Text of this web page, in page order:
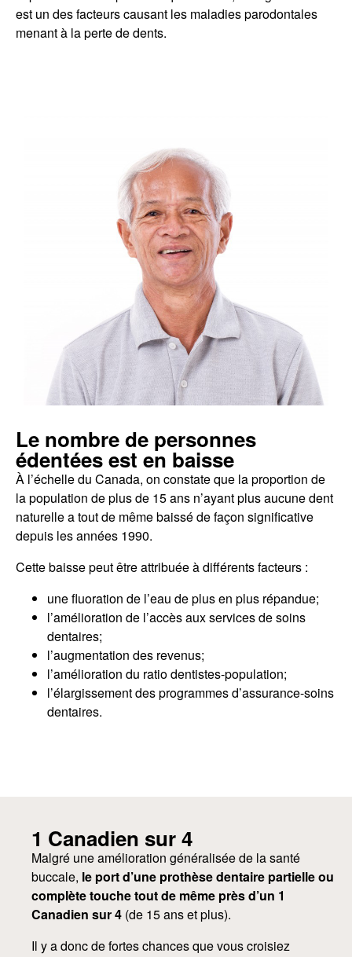
est un des facteurs causant les maladies parodontales
menant à la perte de dents.
Le nombre de personnes
édentées est en baisse
À l’échelle du Canada, on constate que la proportion de
la population de plus de 15 ans n’ayant plus aucune dent
naturelle a tout de même baissé de façon significative
depuis les années 1990.
Cette baisse peut être attribuée à différents facteurs :
une fluoration de l’eau de plus en plus répandue;
l’amélioration de l’accès aux services de soins
dentaires;
l’augmentation des revenus;
l’amélioration du ratio dentistes-population;
l’élargissement des programmes d’assurance-soins
dentaires.
1 Canadien sur 4
Malgré une amélioration généralisée de la santé
buccale, le port d’une prothèse dentaire partielle ou
complète touche tout de même près d’un 1
Canadien sur 4 (de 15 ans et plus).
Il y a donc de fortes chances que vous croisiez